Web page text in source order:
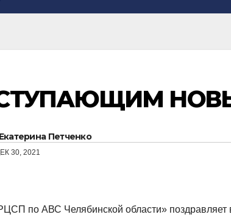
Екатерина Петченко
30, 2021
по АВС Челябинской области»